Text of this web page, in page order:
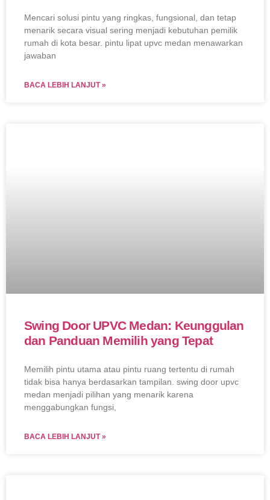
Mencari solusi pintu yang ringkas, fungsional, dan tetap
menarik secara visual sering menjadi kebutuhan pemilik
rumah di kota besar. pintu lipat upvc medan menawarkan
jawaban
BACA LEBIH LANJUT »
Swing Door UPVC Medan: Keunggulan
dan Panduan Memilih yang Tepat
Memilih pintu utama atau pintu ruang tertentu di rumah
tidak bisa hanya berdasarkan tampilan. swing door upvc
medan menjadi pilihan yang menarik karena
menggabungkan fungsi,
BACA LEBIH LANJUT »